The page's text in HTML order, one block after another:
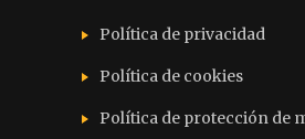
Política de privacidad
Política de cookies
Política de protección de